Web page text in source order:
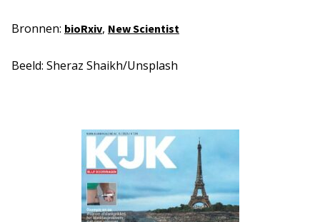
Bronnen: bioRxiv, New Scientist
Beeld: Sheraz Shaikh/Unsplash